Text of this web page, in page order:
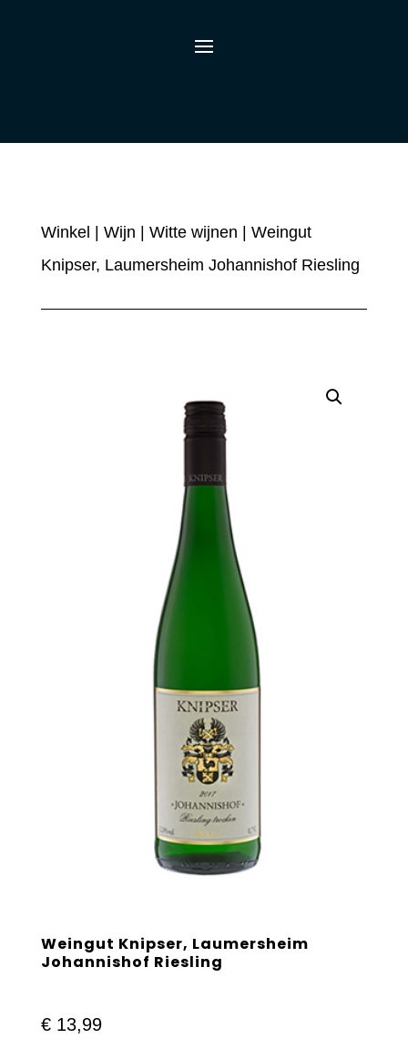
Winkel Wijn Witte wijnen | Weingut
Knipser, Laumersheim Johannishof Riesling
Weingut Knipser, Laumersheim
Johannishof Riesling
€13,99